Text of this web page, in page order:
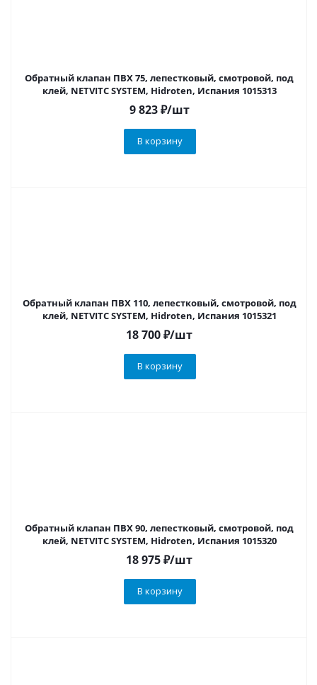
Обратный клапан ПВХ 75, лепестковый, смотровой, под
клей, NETVITC SYSTEM, Hidroten, Испания 1015313
9 823₽/шт
В корзину
Обратный клапан ПВХ 110, лепестковый, смотровой, под
клей, NETVITC SYSTEM, Hidroten, Испания 1015321
18 700₽/шт
В корзину
Обратный клапан ПВХ 90, лепестковый, смотровой, под
клей, NETVITC SYSTEM, Hidroten, Испания 1015320
18 975₽/шт
В корзину